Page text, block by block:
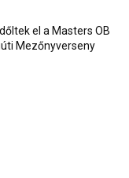
el a Masters OB
Mezőnyverseny